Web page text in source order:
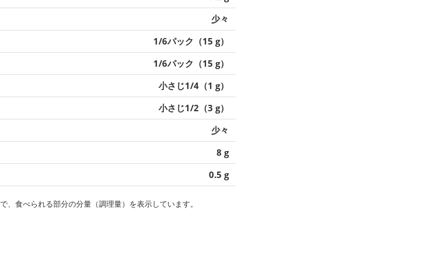
少々
1/6パック（15 g）
1/6パック（15 g）
小さじ1/4（1 g）
小さじ1/2（3 g）
少々
8 g
0.5 g
食べられる部分の分量（調理量）を表示しています。